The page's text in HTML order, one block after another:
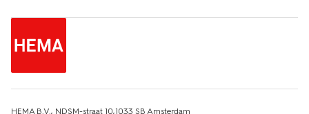
HEMA B.V., NDSM-straat 10,1033 SB Amsterdam